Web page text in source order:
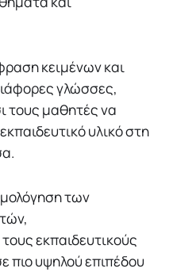
κειμένων και
γλώσσες,
τους μαθητές να
υλικό στη
των
εκπαιδευτικούς
πιο υψηλού επιπέδου